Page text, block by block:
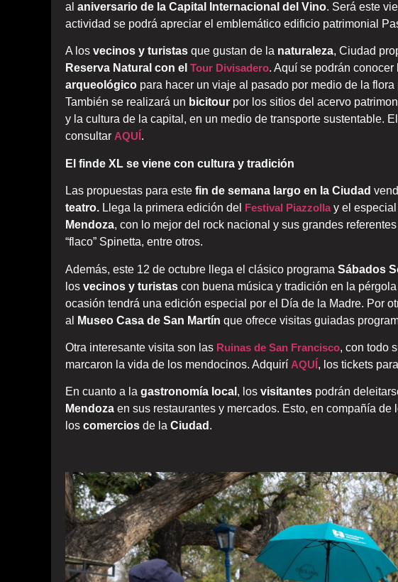
al aniversario de la Capital Internacional del Vino. Será este
actividad se podrá apreciar el emblemático edificio patrimonial
A los vecinos y turistas que gustan de la naturaleza, Ciudad
Reserva Natural con el Tour Divisadero. Aquí se podrán conocer
arqueológico para hacer un viaje al pasado por medio de la
También se realizará un bicitour por los sitios del acervo
y la cultura de la capital, en un medio de transporte sustentable.
consultar AQUÍ.
El finde XL se viene con cultura y tradición
Las propuestas para este fin de semana largo en la Ciudad
teatro. Llega la primera edición del Festival Piazzollay el especial
Mendoza, con lo mejor del rock nacional y sus grandes
“flaco” Spinetta, entre otros.
Además, este 12 de octubre llega el clásico programa Sábados
los vecinos y turistas con buena música y tradición en la pérgola
ocasión tendrá una edición especial por el Día de la Madre. Por
al
Museo Casa de San Martín que ofrece visitas guiadas
Otra interesante visita son las Ruinas de San Francisco, con todo
marcaron la vida de los mendocinos. Adquirí AQUÍ, los tickets
En cuanto a la gastronomía local , los visitantes podrán
Mendoza en sus restaurantes y mercados. Esto, en compañía de
los comercios de la Ciudad .